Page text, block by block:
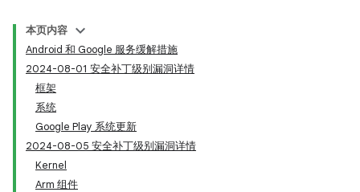
本页内容
Android 和 Google 服务缓解措施
2024-08-01 安全补丁级别漏洞详情
框架
系统
Google Play 系统更新
2024-08-05 安全补丁级别漏洞详情
Kernel
Arm 组件